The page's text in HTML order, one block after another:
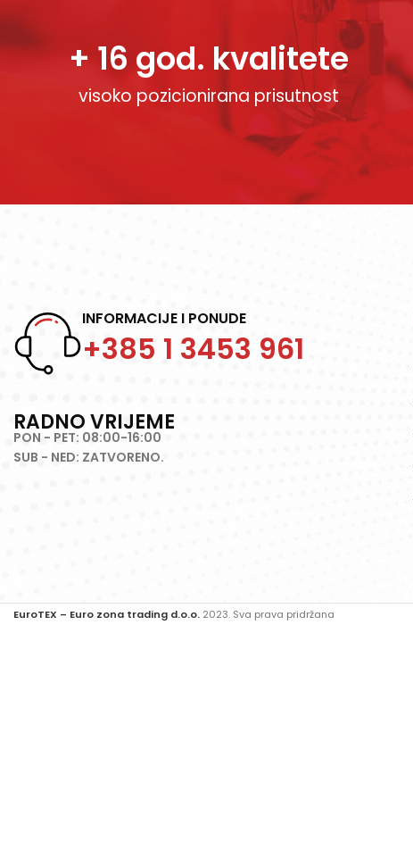
+ 16 god. kvalitete
visoko pozicionirana prisutnost
INFORMACIJE I PONUDE
+385 1 3453 961
RADNO VRIJEME
PON - PET: 08:00-16:00
SUB - NED: ZATVORENO.
EuroTEX – Euro zona trading d.o.o. 2023. Sva prava pridržana